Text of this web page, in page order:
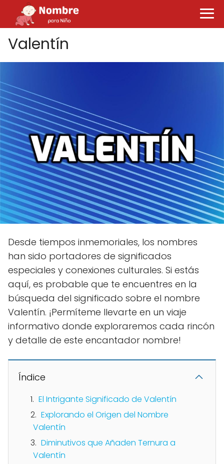
Valentín
Desde tiempos inmemoriales, los nombres
han sido portadores de significados
especiales y conexiones culturales. Si estás
aquí, es probable que te encuentres en la
búsqueda del significado sobre el nombre
Valentín. ¡Permíteme llevarte en un viaje
informativo donde exploraremos cada rincón
y detalle de este encantador nombre!
Índice
El Intrigante Significado de Valentín
Explorando el Origen del Nombre
Valentín
Diminutivos que Añaden Ternura a
Valentín